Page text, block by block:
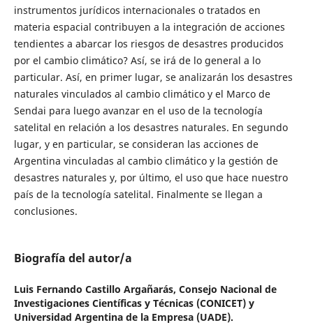
instrumentos jurídicos internacionales o tratados en
materia espacial contribuyen a la integración de acciones
tendientes a abarcar los riesgos de desastres producidos
por el cambio climático? Así, se irá de lo general a lo
particular. Así, en primer lugar, se analizarán los desastres
naturales vinculados al cambio climático y el Marco de
Sendai para luego avanzar en el uso de la tecnología
satelital en relación a los desastres naturales. En segundo
lugar, y en particular, se consideran las acciones de
Argentina vinculadas al cambio climático y la gestión de
desastres naturales y, por último, el uso que hace nuestro
país de la tecnología satelital. Finalmente se llegan a
conclusiones.
Biografía del autor/a
Luis Fernando Castillo Argañarás, Consejo Nacional de
Investigaciones Científicas y Técnicas (CONICET) y
Universidad Argentina de la Empresa (UADE).